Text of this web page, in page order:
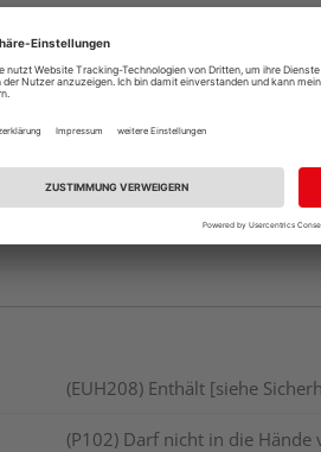
(EUH208) Enthält [siehe
(P102) Darf nicht in die Hände